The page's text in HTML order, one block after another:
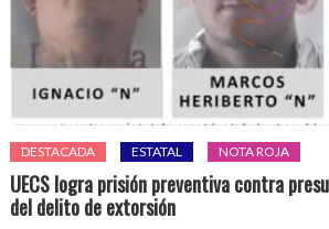
DESTACADA ESTATAL NOTA ROJA
UECS logra prisión preventiva contra
del delito de extorsión